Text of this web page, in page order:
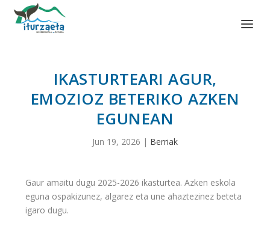
IKASTURTEARI AGUR,
EMOZIOZ BETERIKO AZKEN
EGUNEAN
Jun 19, 2026 | Berriak
Gaur amaitu dugu 2025-2026 ikasturtea. Azken eskola
eguna ospakizunez, algarez eta une ahaztezinez beteta
igaro dugu.